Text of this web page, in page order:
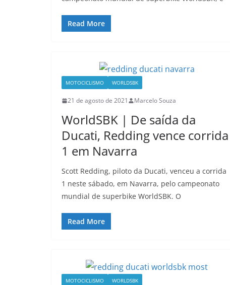
Read More
MOTOCICLISMO WORLDSBK
21 de agosto de 2021 Marcelo Souza
WorldSBK | De saída da
Ducati, Redding vence corrida
1 em Navarra
Scott Redding, piloto da Ducati, venceu a corrida
1 neste sábado, em Navarra, pelo campeonato
mundial de superbike WorldSBK. O
Read More
MOTOCICLISMO WORLDSBK